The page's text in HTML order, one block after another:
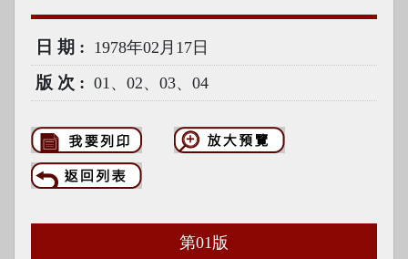
日期 1978年02月17日
版次 01、02、03、04
第01 版